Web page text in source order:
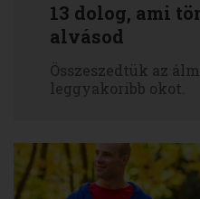
13 dolog, ami
alvásod
Összeszedtük az
leggyakoribb okot.